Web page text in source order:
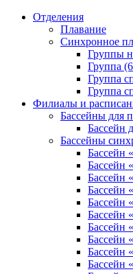
Отделения
Плавание
Синхронное
Группы
Группа
Группа
Группа
Филиалы и
Бассейны для
Бассейн
Бассейны
Бассейн
Бассейн
Бассейн
Бассейн
Бассейн
Бассейн
Бассейн
Бассейн
Бассейн
Бассейн